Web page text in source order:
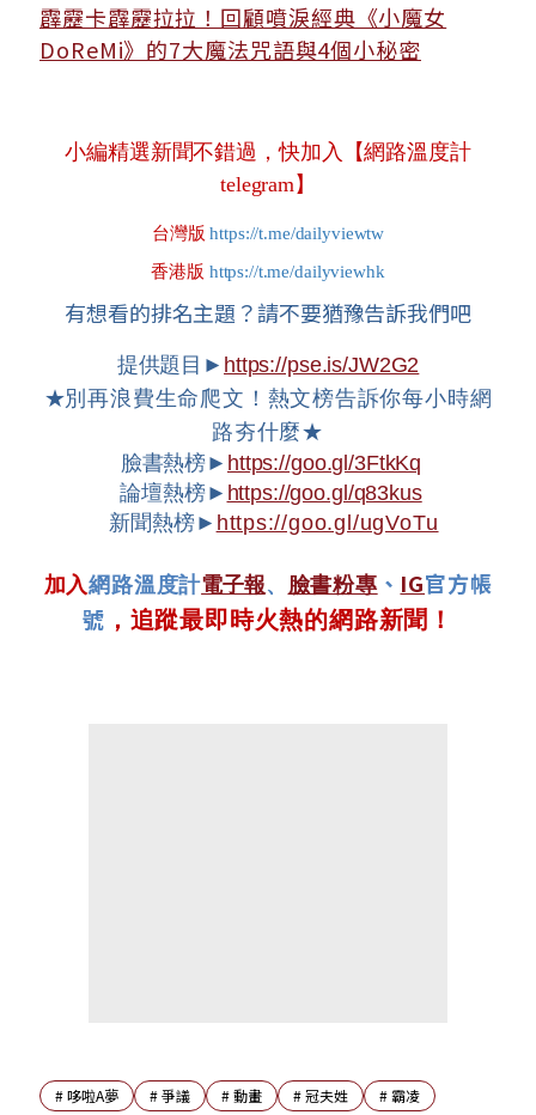
霹靂卡霹靂拉拉！回顧噴淚經典《小魔女
DoReMi》的7大魔法咒語與4個小秘密
小編精選新聞不錯過，快加入【網路溫度計
telegram】
台灣版 https://t.me/dailyviewtw
香港版 https://t.me/dailyviewhk
有想看的排名主題？請不要猶豫告訴我們吧
提供題目► https://pse.is/JW2G2
★別再浪費生命爬文！熱文榜告訴你每小時網
路夯什麼★
臉書熱榜► https://goo.gl/3FtkKq
論壇熱榜► https://goo.gl/q83kus
新聞熱榜► https://goo.gl/ugVoTu
加入網路溫度計電子報、 臉書粉專 、 IG官方帳
號 ，追蹤最即時火熱的網路新聞！
#哆啦A夢 #爭議 #動畫 #冠夫姓 #霸凌